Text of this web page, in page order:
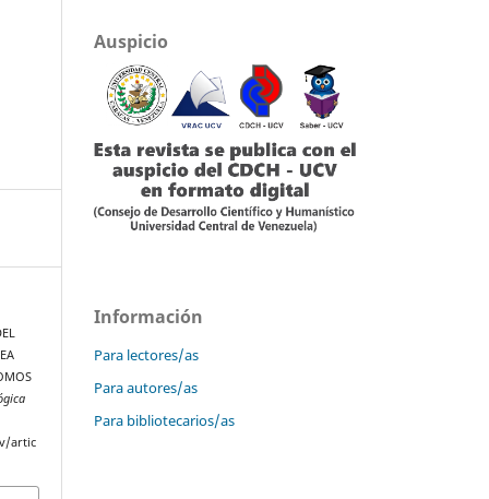
artic
Auspicio
Información
Para lectores/as
Para autores/as
Para bibliotecarios/as